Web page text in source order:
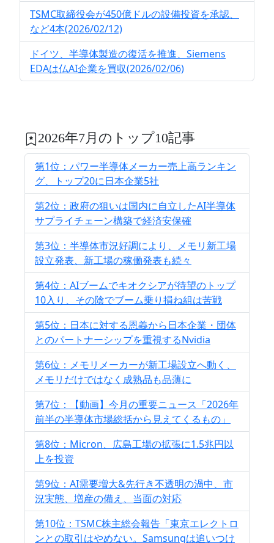
TSMC取締役会が450億ドルの設備投資を承認、
など4本(2026/02/12)
ドイツ、半導体製造の復活を推進、Siemens
EDAは仏AI企業を買収(2026/02/06)
2026年7月のトップ10記事
第1位：パワー半導体メーカー売上高ランキン
グ、トップ20に日本企業5社
第2位：政府の狙いは国内に自立したAI半導体
サプライチェーン構築で経済安保確
第3位：半導体市況好調により、メモリ新工場
設立発表、新工場の稼働発表も続々
第4位：AIブームでキオクシアが待望のトップ
10入り、その陰でブーム乗り損ね組は苦戦
第5位：日本に対する恩義から日本企業・団体
とのパートナーシップを重視するNvidia
第6位：メモリメーカーが新工場設立へ動く、
メモリだけではなく成熟品も品薄に
第7位：【動画】今月の重要ニュース「2026年
前半の半導体市場総括から見えてくるもの」
第8位：Micron、広島工場の拡張に1.5兆円以
上を投資
第9位：AI需要増大&先行き不透明の渦中、市
況実態、増産の備え、当面の対応
第10位：TSMC株主総会報告「東京エレクトロ
ンとの取引はやめない。Samsungは追いつけ